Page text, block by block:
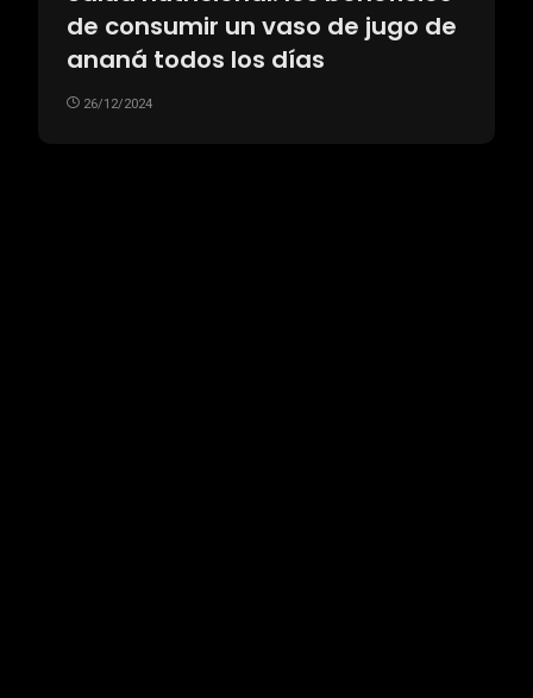
de consumir un vaso de jugo de
ananá todos los días
26/12/2024